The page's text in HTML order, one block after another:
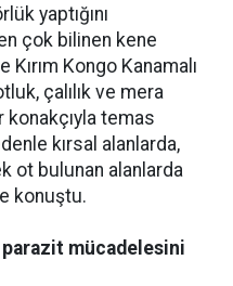
yaptığını
çok bilinen kene
Kırım Kongo Kanamalı
çalılık ve mera
konakçıyla temas
kırsal alanlarda,
ot bulunan alanlarda
konuştu.
mücadelesini